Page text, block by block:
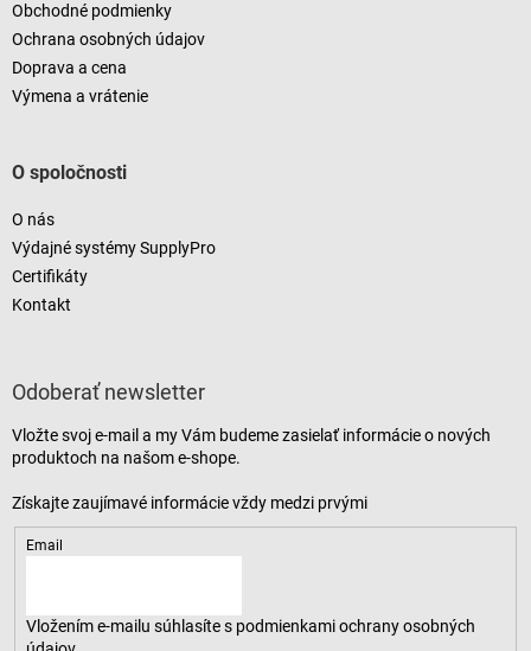
Obchodné podmienky
Ochrana osobných údajov
Doprava a cena
Výmena a vrátenie
O spoločnosti
O nás
Výdajné systémy SupplyPro
Certifikáty
Kontakt
Odoberať newsletter
Vložte svoj e-mail a my Vám budeme zasielať informácie o nových
produktoch na našom e-shope.
Email
Vložením e-mailu súhlasíte s podmienkami ochrany osobných